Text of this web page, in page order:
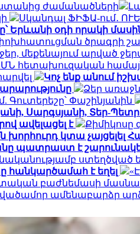
ժամանածների
Սկանդալ ՖԻՖԱ-ում․
Երևանի օդի որակի
ծրագրի
մեքենայում արված
հետախուզական
Կոչ ենք անում
Ձեր
Փաշինյանին
Սարգսյանի, Տեր-
ավելացել է
Քիմիկոսը
խորհուրդ կտա
պատրաստ է
ստեղծված
հանկարծամահ է եղել
բաժնեմասի
ամենաբարձր